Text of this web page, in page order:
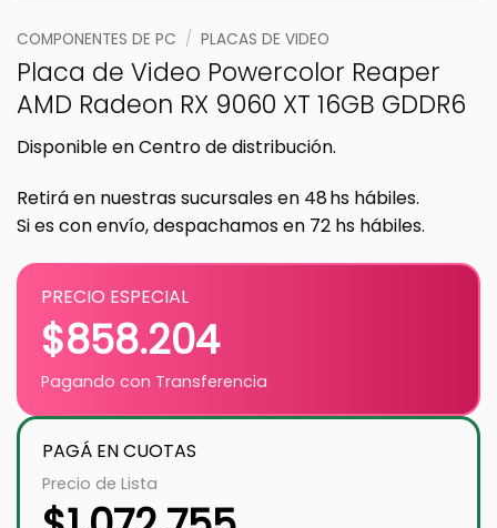
COMPONENTES DE PC / PLACAS DE VIDEO
Placa de Video Powercolor Reaper
AMD Radeon RX 9060 XT 16GB GDDR6
Disponible en Centro de distribución.
Retirá en nuestras sucursales en 48 hs hábiles.
Si es con envío, despachamos en 72 hs hábiles.
PRECIO ESPECIAL
$858.204
Pagando con Transferencia
PAGÁ EN CUOTAS
Precio de Lista